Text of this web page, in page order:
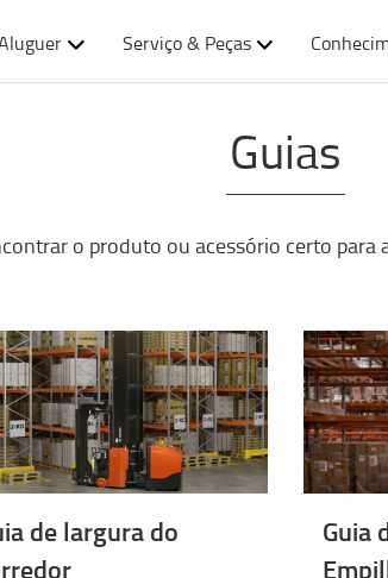
Serviço & Peças
Guias
o produto ou acessório certo para
de largura do
Guia